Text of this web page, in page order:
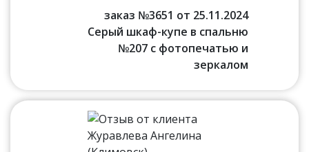
заказ №3651 от 25.11.2024
Серый шкаф-купе в спальню
№207 с фотопечатью и
зеркалом